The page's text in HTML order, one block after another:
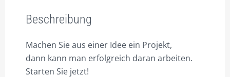
Shop
Artikel
hochladen.
Menge
Beschreibung
Machen Sie aus einer Idee ein Projekt,
dann kann man erfolgreich daran arbeiten.
Starten Sie jetzt!